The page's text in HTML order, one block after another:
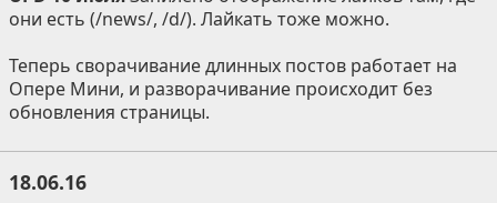
они есть (/news/, /d/). Лайкать тоже можно.
Теперь сворачивание длинных постов работает на
Опере Мини, и разворачивание происходит без
обновления страницы.
18.06.16